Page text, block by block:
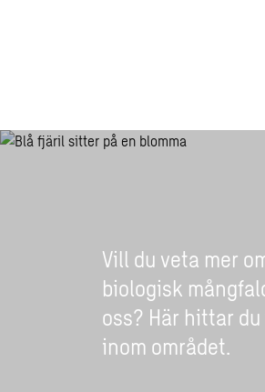
Vill du veta mer
biologisk
oss? Här hittar
inom området.